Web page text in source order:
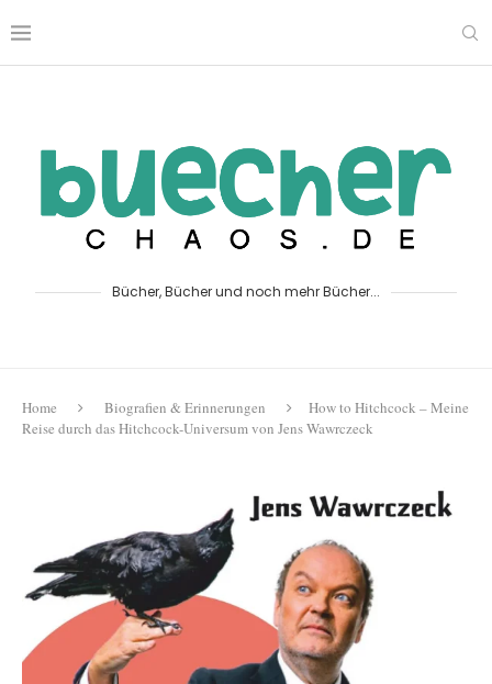
Bücher, Bücher und noch mehr Bücher...
Home Biografien & Erinnerungen
How to Hitchcock – Meine
Reise durch das Hitchcock-Universum von Jens Wawrczeck